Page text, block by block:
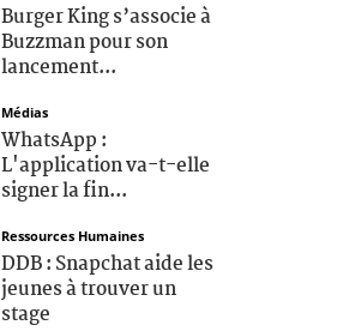
Burger King s’associe à
Buzzman pour son
lancement...
Médias
WhatsApp :
L'application va-t-elle
signer la fin...
Ressources Humaines
DDB : Snapchat aide les
jeunes à trouver un
stage